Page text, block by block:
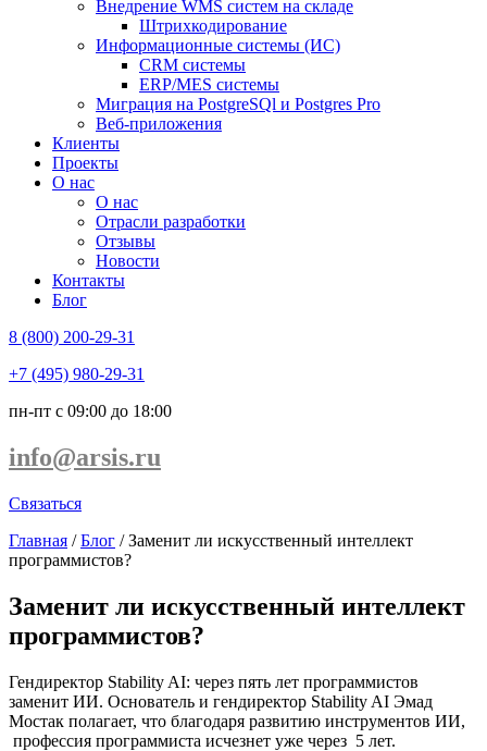
Внедрение WMS систем на складе
Штрихкодирование
Информационные системы (ИС)
CRM системы
ERP/MES системы
Миграция на PostgreSQl и Postgres Pro
Веб-приложения
Клиенты
Проекты
О нас
О нас
Отрасли разработки
Отзывы
Новости
Контакты
Блог
8 (800) 200-29-31
+7 (495) 980-29-31
пн-пт с 09:00 до 18:00
info@arsis.ru
Связаться
Главная /Блог /Заменит ли искусственный интеллект
программистов?
Заменит ли искусственный интеллект
программистов?
Гендиректор Stability AI: через пять лет программистов
заменит ИИ. Основатель и гендиректор Stability AI Эмад
Мостак полагает, что благодаря развитию инструментов ИИ,
профессия программиста исчезнет уже через 5 лет.